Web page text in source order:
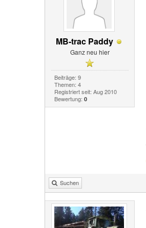
MB-trac Paddy
Ganz neu hier
Beiträge: 9
Themen: 4
Registriert seit: Aug 2010
Bewertung: 0
Suchen